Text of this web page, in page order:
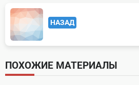
<span
class="nav-
subtitle
screen-
reader-
НАЗАД
ПОХОЖИЕ МАТЕРИАЛЫ